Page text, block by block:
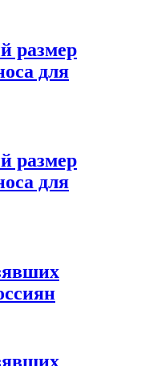
размер
для
размер
для